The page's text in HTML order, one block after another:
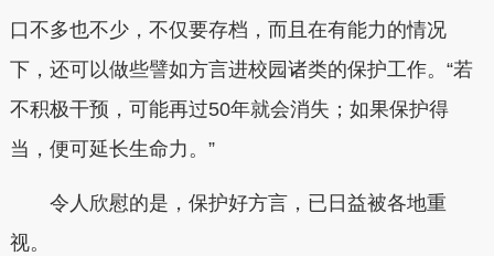
口不多也不少，不仅要存档，而且在有能力的情况
下，还可以做些譬如方言进校园诸类的保护工作。“若
不积极干预，可能再过50年就会消失；如果保护得
当，便可延长生命力。”
令人欣慰的是，保护好方言，已日益被各地重
视。